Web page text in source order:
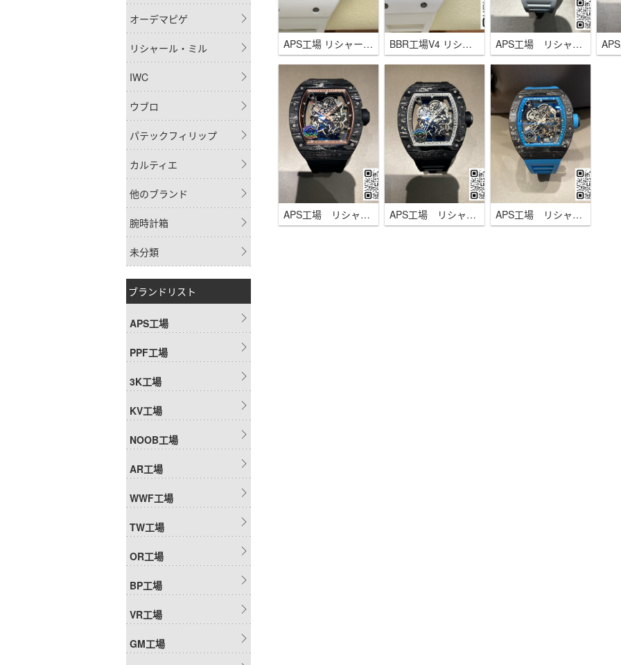
オーデマピゲ
リシャール・ミル
IWC
ウブロ
パテックフィリップ
カルティエ
他のブランド
腕時計箱
未分類
ブランドリスト
APS工場
PPF工場
3K工場
KV工場
NOOB工場
AR工場
WWF工場
TW工場
OR工場
BP工場
VR工場
GM工場
APS工場 リシャール・ミル RM055 セラミック チタン ホワイト RMUL2ムーブメント BBR工場V4 リシャール・ミル RM055 セラミック 一体式RMUL2ムーブメント ホワイト スケルトン APS工場 リシャール・ミル RM055 NTPTカーボン RMUL2ムーブメント
APS工場 リシャール・ミル RM055 NTPTカーボン RMUL2ムーブメント ブラック/ゴールド APS工場 リシャール・ミル RM055 NTPTカーボン RMUL2ムーブメント ブラック/シルバー APS工場 リシャール・ミル RM055 NTPTカーボン RMUL2ムーブメント ブルー